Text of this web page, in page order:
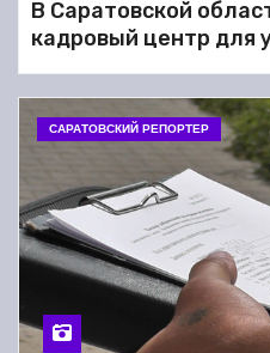
В Саратовской
кадровый центр для
САРАТОВСКИЙ РЕПОРТЕР